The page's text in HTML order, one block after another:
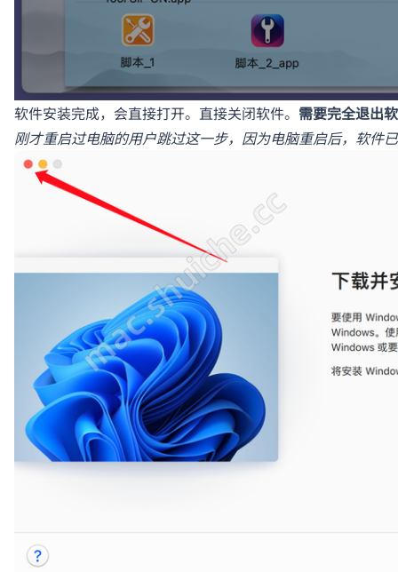
软件安装完成，会直接打开。直接关闭软件。 需要完全退出
刚才重启过电脑的用户跳过这一步，因为电脑重启后，软件